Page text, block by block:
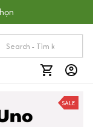
SALE